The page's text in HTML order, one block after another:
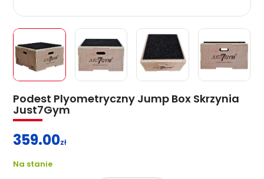
Podest Plyometryczny Jump Box Skrzynia
Just7Gym
359.00zł
Na stanie